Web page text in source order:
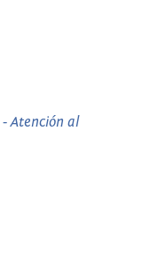
Atención al